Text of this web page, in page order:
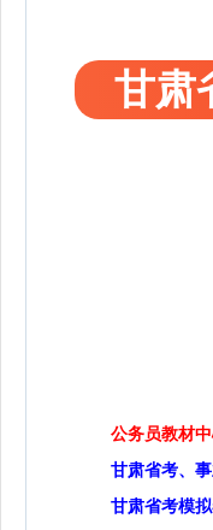
甘肃
公务员教材
甘肃省考、
甘肃省考模